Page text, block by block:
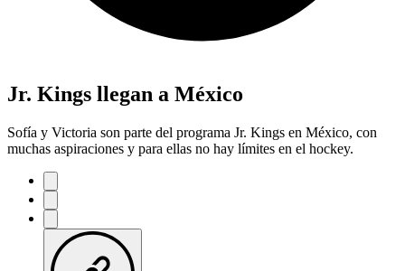
Jr. Kings llegan a México
Sofía y Victoria son parte del programa Jr. Kings en México, con
muchas aspiraciones y para ellas no hay límites en el hockey.